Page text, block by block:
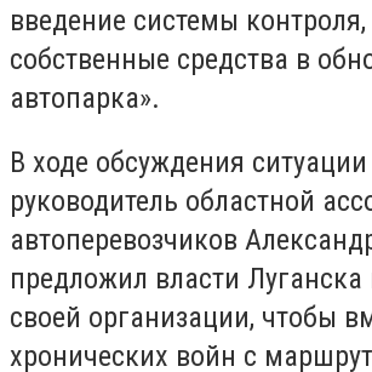
введение системы контроля,
собственные средства в
автопарка».
В ходе обсуждения
руководитель областной
автоперевозчиков
предложил власти
своей организации, чтобы
хронических войн с